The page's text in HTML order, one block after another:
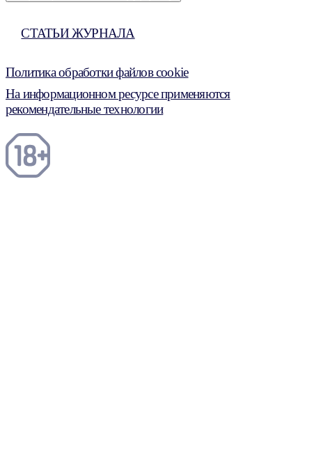
СТАТЬИ ЖУРНАЛА
Политика обработки файлов cookie
На информационном ресурсе применяются
рекомендательные технологии